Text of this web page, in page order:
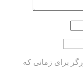
برای زمانی که